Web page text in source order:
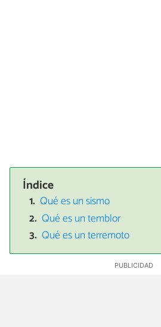
Índice
Qué es un sismo
Qué es un temblor
Qué es un terremoto